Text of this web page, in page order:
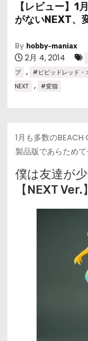
【レビュー】1
がないNEXT、
By hobby-maniax
2月 4, 2014
ブ
, #ビビッドレッド・
NEXT
, #変猫
1月も多数のBEACH
製品版であらためて
僕は友達が
【NEXT Ver.】